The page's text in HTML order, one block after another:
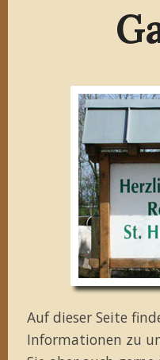
Auf dieser Seite
Informationen zu